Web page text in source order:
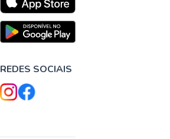
REDES SOCIAIS